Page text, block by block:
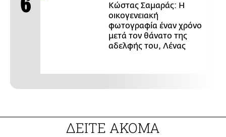
Κώστας Σαμαράς: Η
οικογενειακή
φωτογραφία έναν χρόνο
μετά τον θάνατο της
αδελφής του, Λένας
ΔΕΙΤΕ ΑΚΟΜΑ